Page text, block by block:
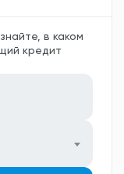
в каком
кредит